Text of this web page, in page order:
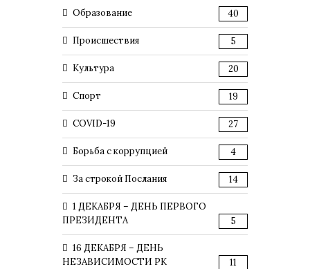
Образование 40
Происшествия 5
Культура 20
Спорт 19
COVID-19 27
Борьба с коррупцией 4
За строкой Послания 14
1 ДЕКАБРЯ – ДЕНЬ ПЕРВОГО
ПРЕЗИДЕНТА
5
16 ДЕКАБРЯ – ДЕНЬ
НЕЗАВИСИМОСТИ РК
11